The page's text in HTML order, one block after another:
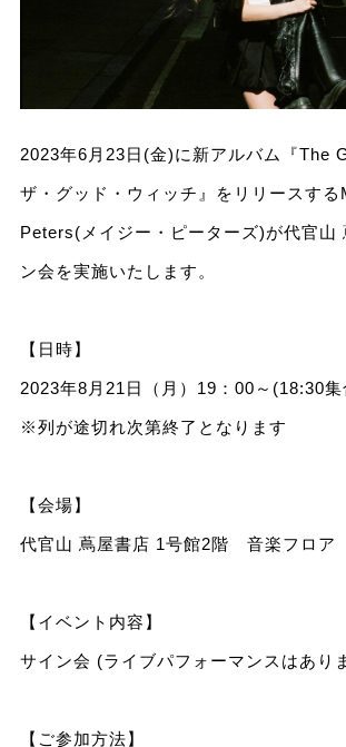
2023年6月23日(金)に新アルバム『The
ザ・グッド・ウィッチ』をリリースす
Peters(メイジー・ピーターズ)が代官山
ン会を実施いたします。
【日時】
2023年8月21日（月）19：00～(18:30集
※列が途切れ次第終了となります
【会場】
代官山 蔦屋書店 1号館2階 音楽フロア
【イベント内容】
サイン会 (ライブパフォーマンスはあり
【ご参加方法】